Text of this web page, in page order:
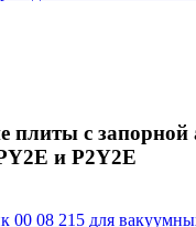
плиты с запорной
и P2Y2E